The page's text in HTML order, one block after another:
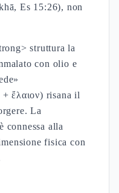
Es 15:26), non
struttura la
con olio e
ἔλαιον) risana il
La
connessa alla
fisica con